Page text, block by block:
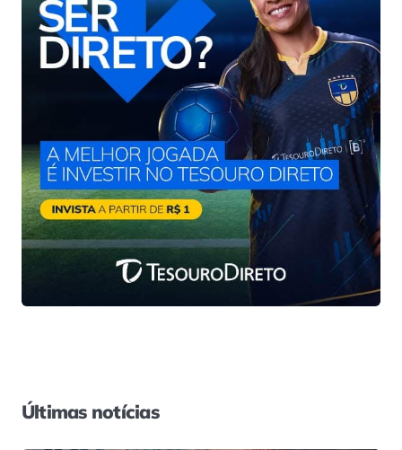
Últimas notícias